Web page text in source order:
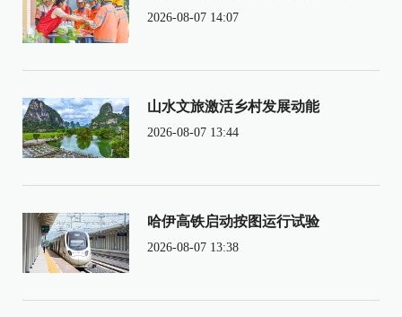
2026-08-07 14:07
山水文旅激活乡村发展动能
2026-08-07 13:44
哈伊高铁启动按图运行试验
2026-08-07 13:38